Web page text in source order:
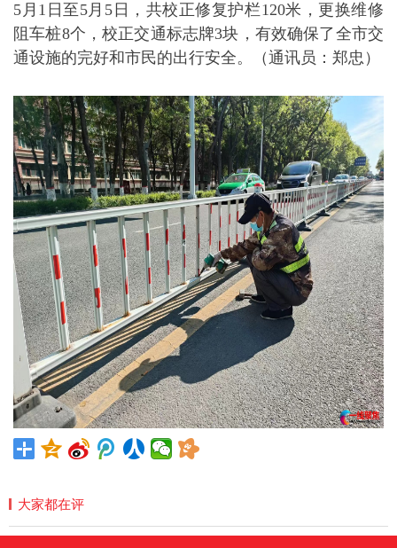
5月1日至5月5日，共校正修复护栏120米，更换维修
阻车桩8个，校正交通标志牌3块，有效确保了全市交
通设施的完好和市民的出行安全。（通讯员：郑忠）
大家都在评